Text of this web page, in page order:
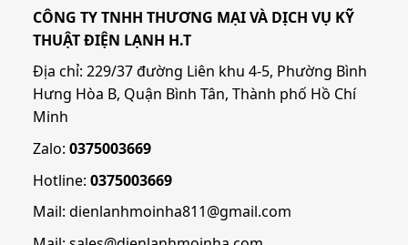
CÔNG TY TNHH THƯƠNG MẠI VÀ DỊCH VỤ KỸ
THUẬT ĐIỆN LẠNH H.T
Địa chỉ: 229/37 đường Liên khu 4-5, Phường Bình
Hưng Hòa B, Quận Bình Tân, Thành phố Hồ Chí
Minh
Zalo: 0375003669
Hotline: 0375003669
Mail: dienlanhmoinha811@gmail.com